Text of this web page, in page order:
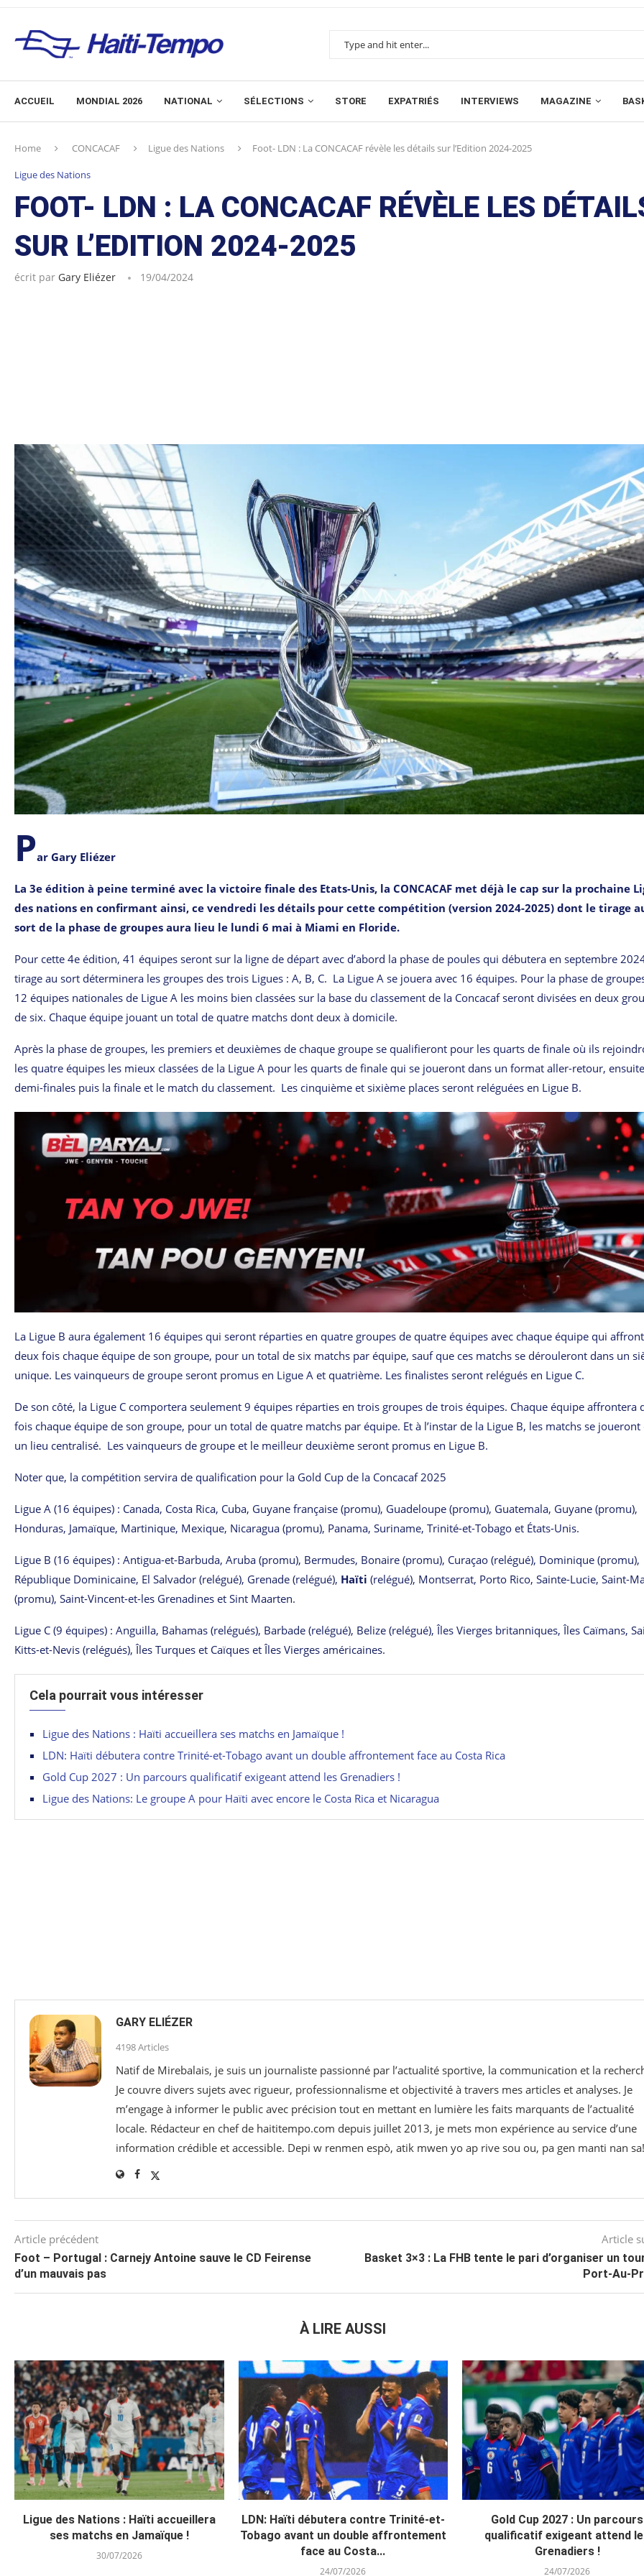
ACCUEIL MONDIAL 2026 NATIONAL SÉLECTIONS STORE EXPATRIÉS INTERVIEWS MAGAZINE
Home CONCACAF Ligue des Nations Foot- LDN : La CONCACAF révèle les détails sur l’Edition 2024-2025
Ligue des Nations
FOOT- LDN : LA CONCACAF RÉVÈLE LES
SUR L’EDITION 2024-2025
écrit par Gary Eliézer 19/04/2024
Par Gary Eliézer
La 3e édition à peine terminé avec la victoire finale des Etats-Unis, la CONCACAF met déjà le cap sur la prochaine
des nations en confirmant ainsi, ce vendredi les détails pour cette compétition (version 2024-2025) dont le tirage
sort de la phase de groupes aura lieu le lundi 6 mai à Miami en Floride.
Pour cette 4e édition, 41 équipes seront sur la ligne de départ avec d’abord la phase de poules qui débutera en septembre
tirage au sort déterminera les groupes des trois Ligues : A, B, C. La Ligue A se jouera avec 16 équipes. Pour la phase de
12 équipes nationales de Ligue A les moins bien classées sur la base du classement de la Concacaf seront divisées en deux
de six. Chaque équipe jouant un total de quatre matchs dont deux à domicile.
Après la phase de groupes, les premiers et deuxièmes de chaque groupe se qualifieront pour les quarts de finale où ils
les quatre équipes les mieux classées de la Ligue A pour les quarts de finale qui se joueront dans un format aller-retour,
demi-finales puis la finale et le match du classement. Les cinquième et sixième places seront reléguées en Ligue B.
La Ligue B aura également 16 équipes qui seront réparties en quatre groupes de quatre équipes avec chaque équipe qui
deux fois chaque équipe de son groupe, pour un total de six matchs par équipe, sauf que ces matchs se dérouleront dans un
unique. Les vainqueurs de groupe seront promus en Ligue A et quatrième. Les finalistes seront relégués en Ligue C.
De son côté, la Ligue C comportera seulement 9 équipes réparties en trois groupes de trois équipes. Chaque équipe affrontera
fois chaque équipe de son groupe, pour un total de quatre matchs par équipe. Et à l’instar de la Ligue B, les matchs se joueront
un lieu centralisé. Les vainqueurs de groupe et le meilleur deuxième seront promus en Ligue B.
Noter que, la compétition servira de qualification pour la Gold Cup de la Concacaf 2025
Ligue A (16 équipes) : Canada, Costa Rica, Cuba, Guyane française (promu), Guadeloupe (promu), Guatemala, Guyane (promu),
Honduras, Jamaïque, Martinique, Mexique, Nicaragua (promu), Panama, Suriname, Trinité-et-Tobago et États-Unis.
Ligue B (16 équipes) : Antigua-et-Barbuda, Aruba (promu), Bermudes, Bonaire (promu), Curaçao (relégué), Dominique (promu),
République Dominicaine, El Salvador (relégué), Grenade (relégué), Haïti (relégué), Montserrat, Porto Rico, Sainte-Lucie, Saint-
(promu), Saint-Vincent-et-les Grenadines et Sint Maarten.
Ligue C (9 équipes) : Anguilla, Bahamas (relégués), Barbade (relégué), Belize (relégué), Îles Vierges britanniques, Îles Caïmans,
Kitts-et-Nevis (relégués), Îles Turques et Caïques et Îles Vierges américaines.
Cela pourrait vous intéresser
Ligue des Nations : Haïti accueillera ses matchs en Jamaïque !
LDN: Haïti débutera contre Trinité-et-Tobago avant un double affrontement face au Costa Rica
Gold Cup 2027 : Un parcours qualificatif exigeant attend les Grenadiers !
Ligue des Nations: Le groupe A pour Haïti avec encore le Costa Rica et Nicaragua
GARY ELIÉZER
4198 Articles
Natif de Mirebalais, je suis un journaliste passionné par l’actualité sportive, la communication et la
Je couvre divers sujets avec rigueur, professionnalisme et objectivité à travers mes articles et analyses. Je
m’engage à informer le public avec précision tout en mettant en lumière les faits marquants de l’actualité
locale. Rédacteur en chef de haititempo.com⁠ depuis juillet 2013, je mets mon expérience au service d’une
information crédible et accessible. Depi w renmen espò, atik mwen yo ap rive sou ou, pa gen manti nan sa!
Article précédent
Foot – Portugal : Carnejy Antoine sauve le CD Feirense
d’un mauvais pas
Article
Basket 3×3 : La FHB tente le pari d’organiser un
Port-Au-
À LIRE AUSSI
Ligue des Nations : Haïti accueillera
ses matchs en Jamaïque !
30/07/2026
LDN: Haïti débutera contre Trinité-et-
Tobago avant un double affrontement
face au Costa...
24/07/2026
Gold Cup 2027 : Un parcours
qualificatif exigeant attend
Grenadiers !
24/07/2026